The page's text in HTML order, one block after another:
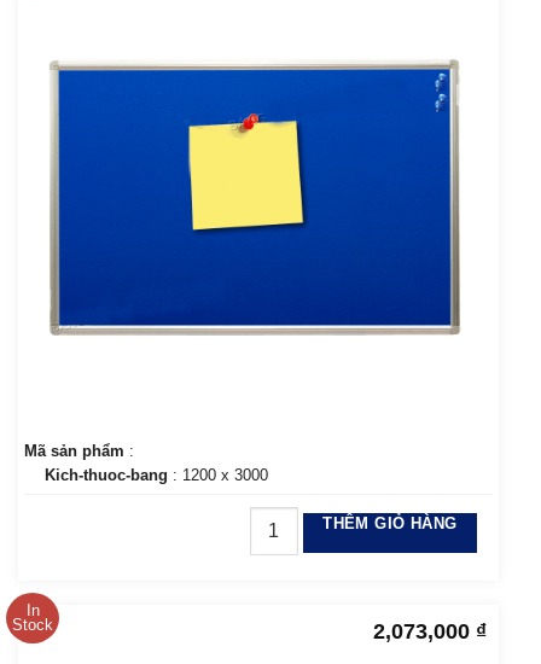
Mã sản phẩm :
Kich-thuoc-bang : 1200 x 3000
THÊM GIỎ HÀNG
In
Stock
2,073,000 ₫